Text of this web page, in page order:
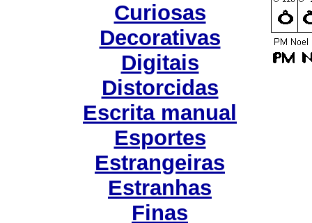
Curiosas
Decorativas
Digitais
Distorcidas
Escrita manual
Esportes
Estrangeiras
Estranhas
Finas